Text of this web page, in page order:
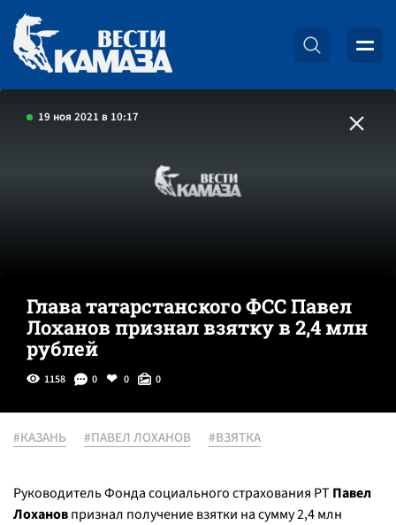
19 ноя 2021 в 10:17
Глава татарстанского ФСС Павел
Лоханов признал взятку в 2,4 млн
рублей
1158 0 0 0
#КАЗАНЬ #ПАВЕЛ ЛОХАНОВ #ВЗЯТКА
Руководитель Фонда социального страхования РТ Павел
Лохановпризнал получение взятки на сумму 2,4 млн